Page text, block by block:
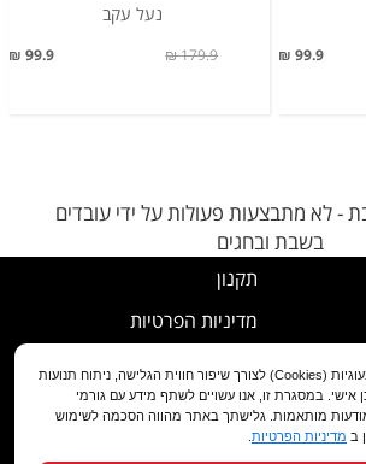
99.9 ₪
נעל עקב
99.9 ₪ 179.9 ₪
- לא מתבצעות פעולות על ידי עובדים
בשבת ובחגים
תקנון
מדיניות הפרטיות
נוהל ביטול עסקה
מדיניות החלפה/החזרה/ביטול
הצהרת נגישות
באתר זה נעשה שימוש בעוגיות (Cookies) לצורך שיפור חווית הגלישה, ניתוח תנועות
במסגרת זו, אנו עשויים לשתף מידע עם גורמי
מודעות מותאמות. גלישתך באתר מהווה הסכמה לשימוש
ב מדיניות הפרטיות